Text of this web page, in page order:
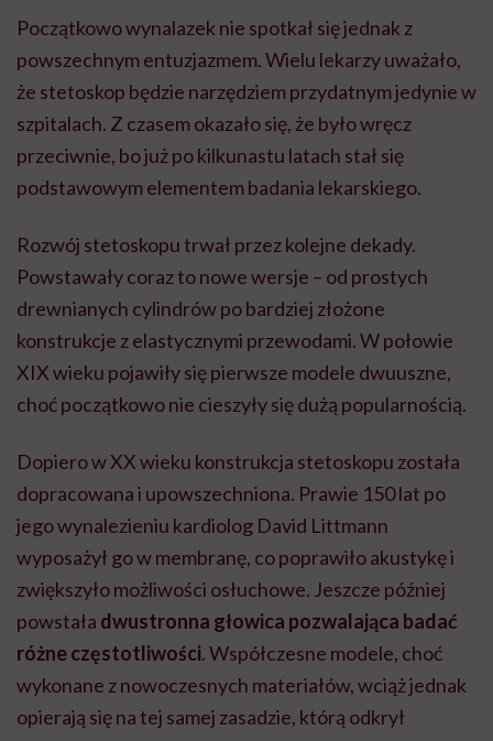
Początkowo wynalazek nie spotkał się jednak z
powszechnym entuzjazmem. Wielu lekarzy uważało,
że stetoskop będzie narzędziem przydatnym jedynie w
szpitalach. Z czasem okazało się, że było wręcz
przeciwnie, bo już po kilkunastu latach stał się
podstawowym elementem badania lekarskiego.
Rozwój stetoskopu trwał przez kolejne dekady.
Powstawały coraz to nowe wersje – od prostych
drewnianych cylindrów po bardziej złożone
konstrukcje z elastycznymi przewodami. W połowie
XIX wieku pojawiły się pierwsze modele dwuuszne,
choć początkowo nie cieszyły się dużą popularnością.
Dopiero w XX wieku konstrukcja stetoskopu została
dopracowana i upowszechniona. Prawie 150 lat po
jego wynalezieniu kardiolog David Littmann
wyposażył go w membranę, co poprawiło akustykę i
zwiększyło możliwości osłuchowe. Jeszcze później
powstała dwustronna głowica pozwalająca badać
różne częstotliwości. Współczesne modele, choć
wykonane z nowoczesnych materiałów, wciąż jednak
opierają się na tej samej zasadzie, którą odkrył